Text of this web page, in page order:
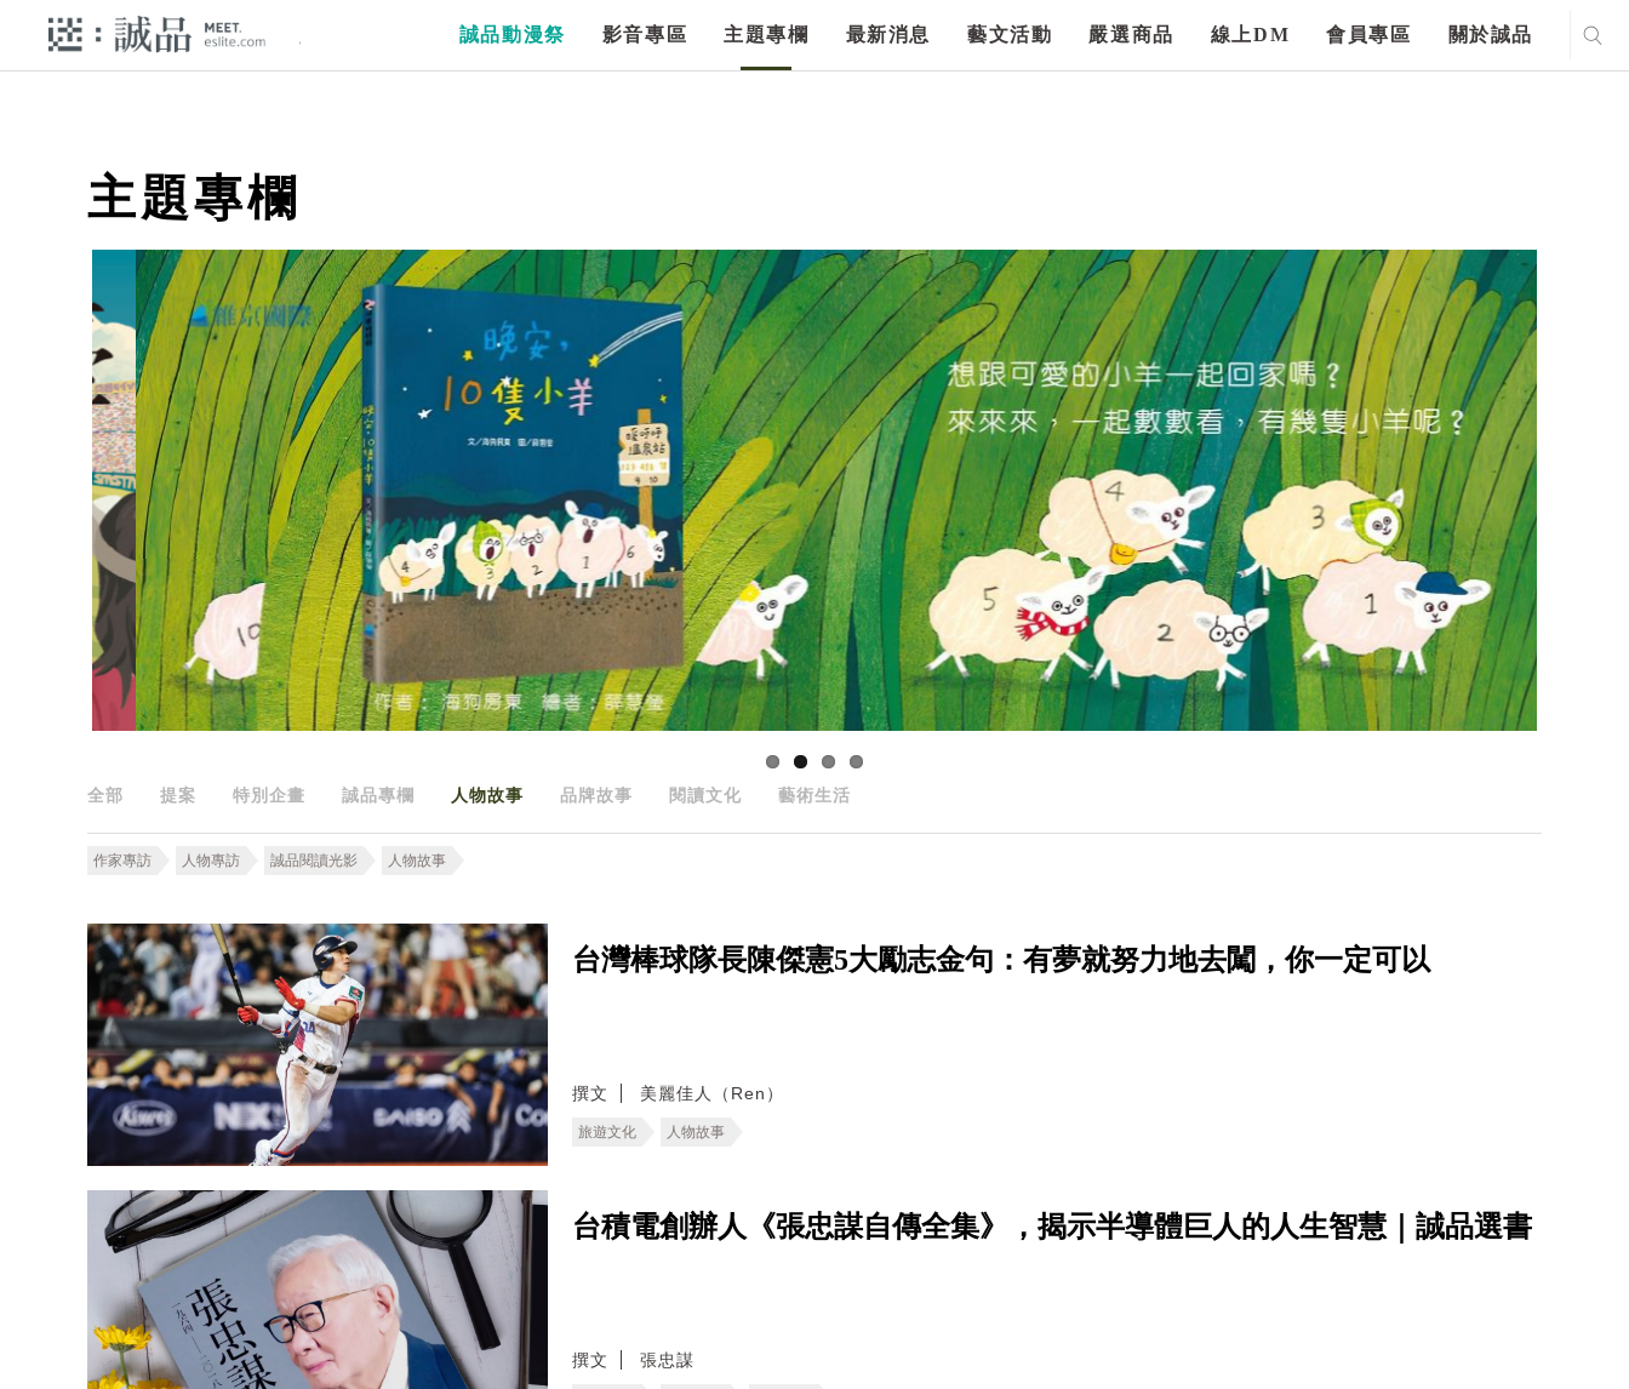
誠品動漫祭 影音專區 主題專欄 最新消息 藝文活動 嚴選商品 線上DM 會員專區 關於誠品
主題專欄
全部 提案 特別企畫 誠品專欄 人物故事 品牌故事 閱讀文化 藝術生活
作家專訪 人物專訪 誠品閱讀光影 人物故事
台灣棒球隊長陳傑憲5大勵志金句：有夢就努力地去闖，你一定可以
撰文 美麗佳人（Ren）
旅遊文化 人物故事
台積電創辦人《張忠謀自傳全集》，揭示半導體巨人的人生智慧｜誠品選書
撰文 張忠謀